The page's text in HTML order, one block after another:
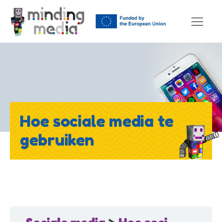
Hoe sociale media te
gebruiken